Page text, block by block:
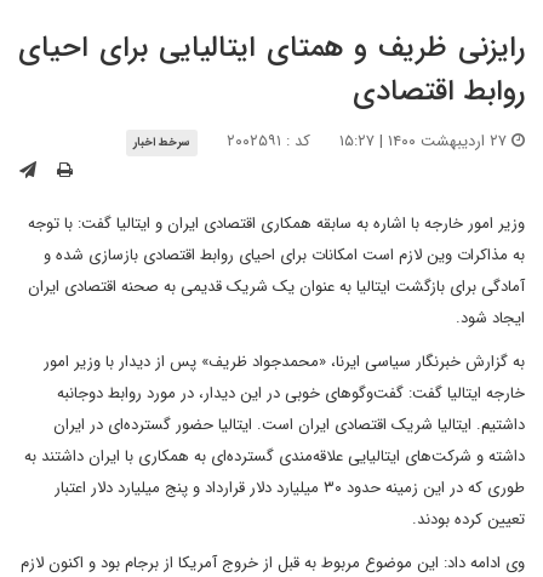
رایزنی ظریف و همتای ایتالیایی برای احیای
روابط اقتصادی
کد : ۲۰۰۲۵۹۱ سرخط اخبار
وزیر امور خارجه با اشاره به سابقه همکاری اقتصادی ایران و ایتالیا گفت: با توجه
به مذاکرات وین لازم است امکانات برای احیای روابط اقتصادی بازسازی شده و
آمادگی برای بازگشت ایتالیا به عنوان یک شریک قدیمی به صحنه اقتصادی ایران
ایجاد شود.
به گزارش خبرنگار سیاسی ایرنا، «محمدجواد ظریف» پس از دیدار با وزیر امور
خارجه ایتالیا گفت: گفت‌وگوهای خوبی در این دیدار، در مورد روابط دوجانبه
داشتیم. ایتالیا شریک اقتصادی ایران است. ایتالیا حضور گسترده‌ای در ایران
داشته و شرکت‌های ایتالیایی علاقه‌مندی گسترده‌ای به همکاری با ایران داشتند به
طوری که در این زمینه حدود ۳۰ میلیارد دلار قرارداد و پنج میلیارد دلار اعتبار
تعیین کرده بودند.
وی ادامه داد: این موضوع مربوط به قبل از خروج آمریکا از برجام بود و اکنون لازم